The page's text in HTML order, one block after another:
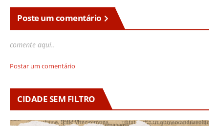
Poste um comentário
comente aqui..
Postar um comentário
CIDADE SEM FILTRO